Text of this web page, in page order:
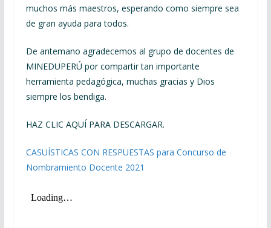
muchos más maestros, esperando como siempre sea
de gran ayuda para todos.
De antemano agradecemos al grupo de docentes de
MINEDUPERÚ por compartir tan importante
herramienta pedagógica, muchas gracias y Dios
siempre los bendiga.
HAZ CLIC AQUÍ PARA DESCARGAR.
CASUÍSTICAS CON RESPUESTAS para Concurso de
Nombramiento Docente 2021